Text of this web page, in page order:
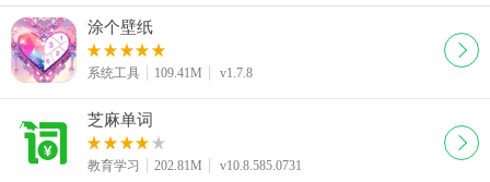
涂个壁纸
系统工具 109.41M v1.7.8
芝麻单词
教育学习 202.81M v10.8.585.0731